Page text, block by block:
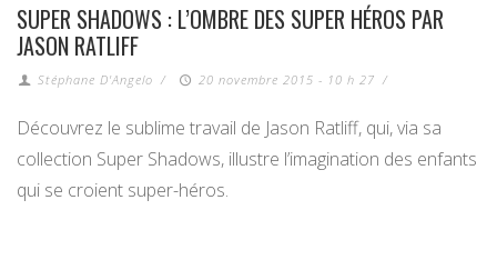
SUPER SHADOWS : L’OMBRE DES SUPER HÉROS PAR
JASON RATLIFF
Stéphane D'Angelo / 20 novembre 2015 - 10 h 27 /
Découvrez le sublime travail de Jason Ratliff, qui, via sa
collection Super Shadows, illustre l’imagination des enfants
qui se croient super-héros.